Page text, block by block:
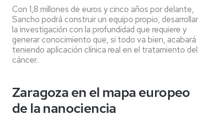
Con 1,8 millones de euros y cinco años por delante,
Sancho podrá construir un equipo propio, desarrollar
la investigación con la profundidad que requiere y
generar conocimiento que, si todo va bien, acabará
teniendo aplicación clínica real en el tratamiento del
cáncer.
Zaragoza en el mapa europeo
de la nanociencia